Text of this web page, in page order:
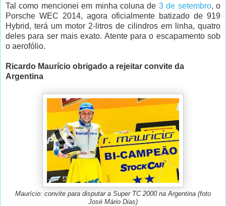
Tal como mencionei em minha coluna de 3 de setembro, o
Porsche WEC 2014, agora oficialmente batizado de 919
Hybrid, terá um motor 2-litros de cilindros em linha, quatro
deles para ser mais exato. Atente para o escapamento sob
o aerofólio.
Ricardo Maurício obrigado a rejeitar convite da
Argentina
Maurício: convite para disputar a Super TC 2000 na Argentina (foto
José Mário Dias)